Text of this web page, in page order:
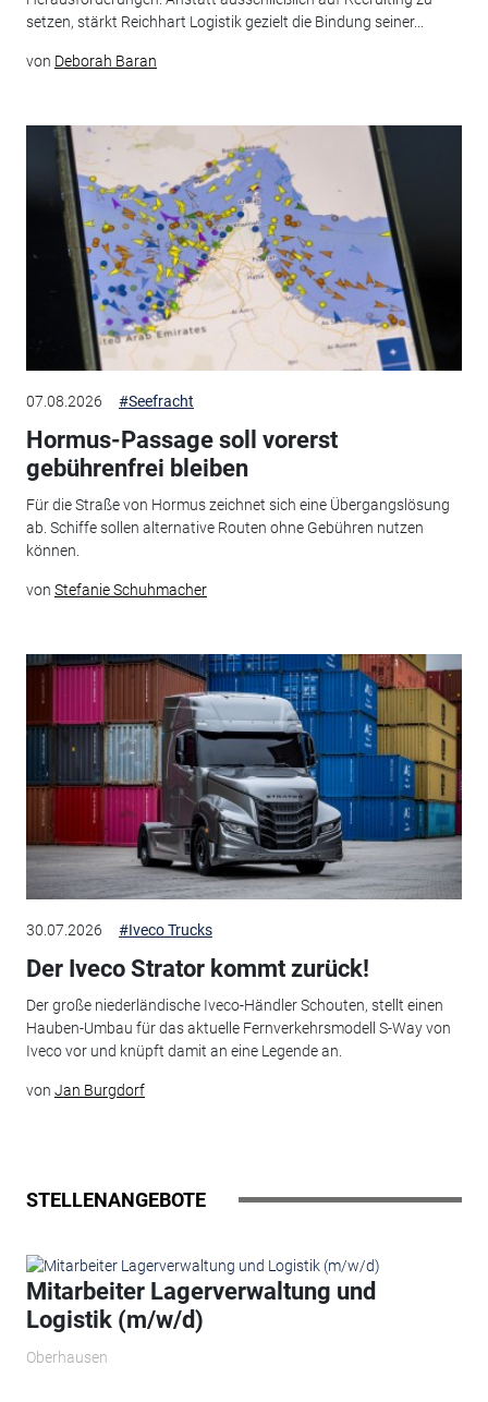
setzen, stärkt Reichhart Logistik gezielt die Bindung seiner...
von Deborah Baran
07.08.2026 #Seefracht
Hormus-Passage soll vorerst
gebührenfrei bleiben
Für die Straße von Hormus zeichnet sich eine Übergangslösung
ab. Schiffe sollen alternative Routen ohne Gebühren nutzen
können.
von Stefanie Schuhmacher
30.07.2026 #Iveco Trucks
Der Iveco Strator kommt zurück!
Der große niederländische Iveco-Händler Schouten, stellt einen
Hauben-Umbau für das aktuelle Fernverkehrsmodell S-Way von
Iveco vor und knüpft damit an eine Legende an.
von Jan Burgdorf
STELLENANGEBOTE
Mitarbeiter Lagerverwaltung und
Logistik (m/w/d)
Oberhausen